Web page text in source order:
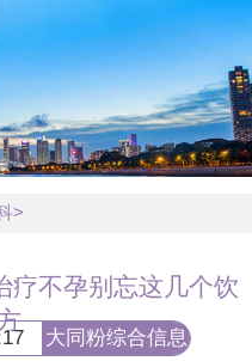
>
疗不孕别忘这几个饮
大同粉综合信息